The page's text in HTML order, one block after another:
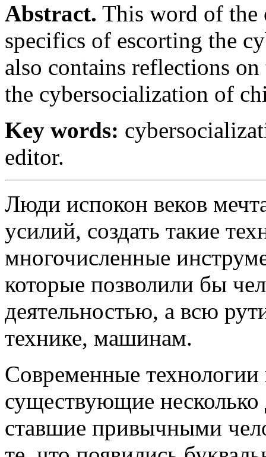
Abstract. This word of the
specifics of escorting the
also contains reflections
the cybersocialization of
Key words:
editor.
Люди испокон веков
усилий, создать такие
многочисленные
которые позволили бы
деятельностью, а всю
технике, машинам.
Современные
существующие несколько
ставшие привычными